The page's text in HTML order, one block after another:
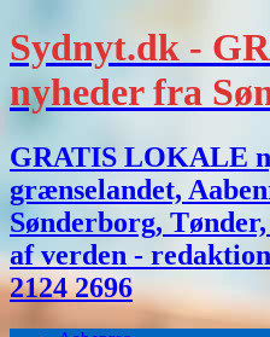
Sydnyt.dk -
nyheder fra
GRATIS LOKALE
grænselandet,
Sønderborg,
af verden -
2124 2696